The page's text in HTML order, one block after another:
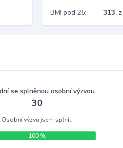
BMI pod 25:
313.
se splněnou osobní výzvou
30
Osobní výzvu jsem splnil.
100 %